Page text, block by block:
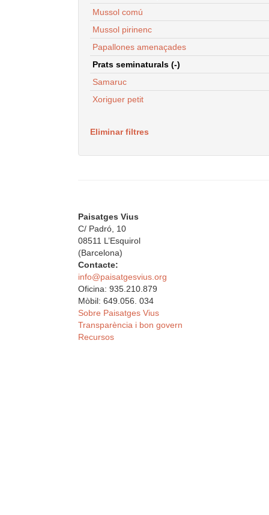
Mussol comú
Mussol pirinenc
Papallones amenaçades
Prats seminaturals (-)
Samaruc
Xoriguer petit
Eliminar filtres
Paisatges Vius
C/ Padró, 10
08511 L’Esquirol
(Barcelona)
Contacte:
info@paisatgesvius.org
Oficina: 935.210.879
Mòbil: 649.056. 034
Sobre Paisatges Vius
Transparència i bon govern
Recursos